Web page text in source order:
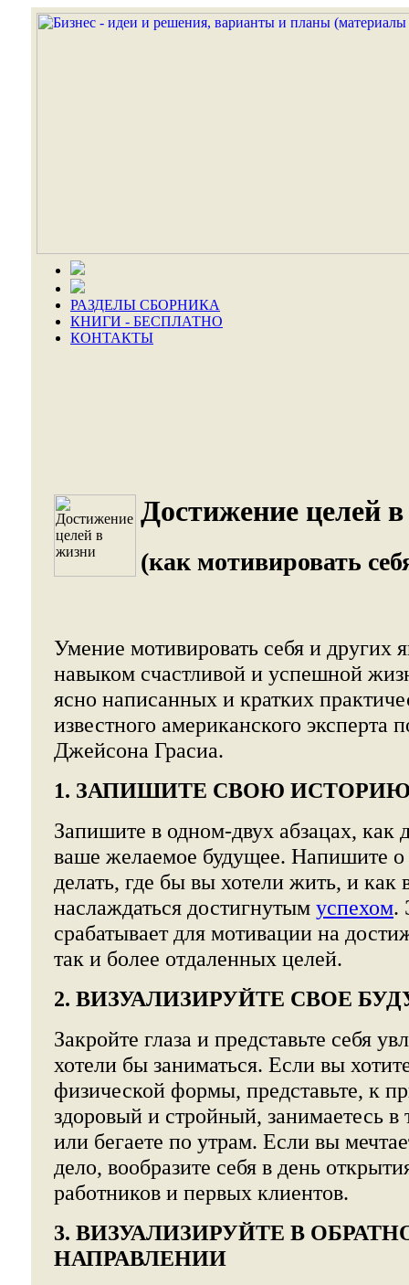
РАЗДЕЛЫ СБОРНИКА
КНИГИ - БЕСПЛАТНО
КОНТАКТЫ
Достижение целей
(как мотивировать
Умение мотивировать себя и других
навыком счастливой и успешной
ясно написанных и кратких
известного американского эксперта
Джейсона Грасиа.
1. ЗАПИШИТЕ СВОЮ
Запишите в одном-двух абзацах, как
ваше желаемое будущее. Напишите о
делать, где бы вы хотели жить, и как
наслаждаться достигнутым успехом.
срабатывает для мотивации на
так и более отдаленных целей.
2. ВИЗУАЛИЗИРУЙТЕ СВОЕ
Закройте глаза и представьте себя
хотели бы заниматься. Если вы
физической формы, представьте, к
здоровый и стройный, занимаетесь в
или бегаете по утрам. Если вы
дело, вообразите себя в день
работников и первых клиентов.
3. ВИЗУАЛИЗИРУЙТЕ В
НАПРАВЛЕНИИ